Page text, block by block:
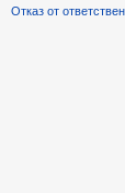
Отказ от